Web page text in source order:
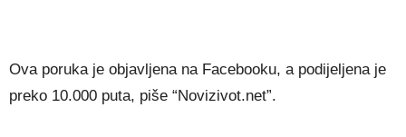
Ova poruka je objavljena na Facebooku, a podijeljena je
preko 10.000 puta, piše “Novizivot.net”.